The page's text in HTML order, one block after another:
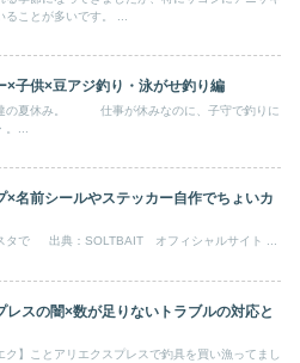
ることが多いです。 ...
×子供×豆アジ釣り・泳がせ釣り編
の夏休み。 仕事が休みなのに、子守で釣りに
...
×名前シールやステッカー自作でちょいカ
タで 出典：SOLTBAIT オフィシャルサイト ...
レスの闇×数が足りないトラブルの対応と
ク】ことアリエクスプレスで釣具を買い漁ってまし